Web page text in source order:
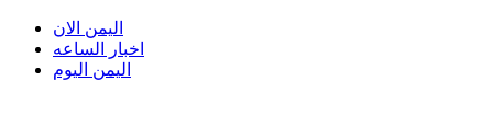
اليمن الان
اخبار الساعه
اليمن اليوم